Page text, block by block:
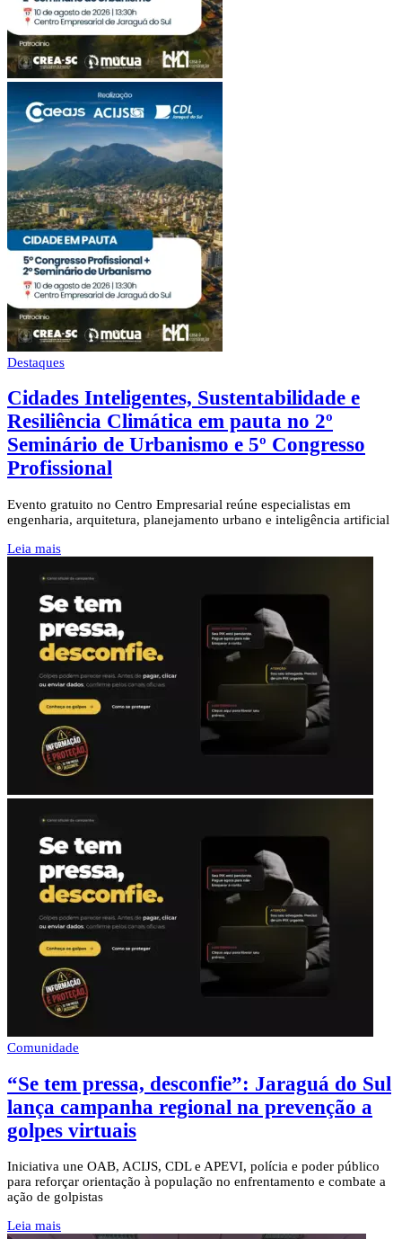
Destaques
Cidades Inteligentes, Sustentabilidade e
Resiliência Climática em pauta no 2º
Seminário de Urbanismo e 5º Congresso
Profissional
Evento gratuito no Centro Empresarial reúne especialistas em
engenharia, arquitetura, planejamento urbano e inteligência artificial
Leia mais
Comunidade
“Se tem pressa, desconfie”: Jaraguá do Sul
lança campanha regional na prevenção a
golpes virtuais
Iniciativa une OAB, ACIJS, CDL e APEVI, polícia e poder público
para reforçar orientação à população no enfrentamento e combate a
ação de golpistas
Leia mais